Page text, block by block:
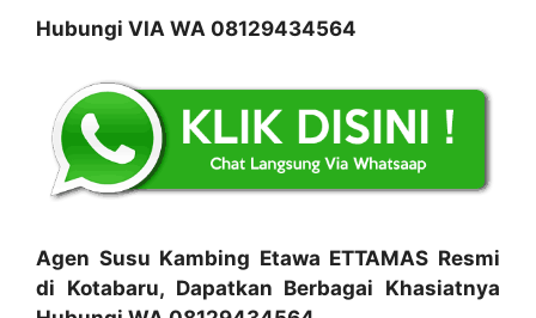
Hubungi VIA WA 08129434564
Agen Susu Kambing Etawa ETTAMAS Resmi
di Kotabaru, Dapatkan Berbagai Khasiatnya